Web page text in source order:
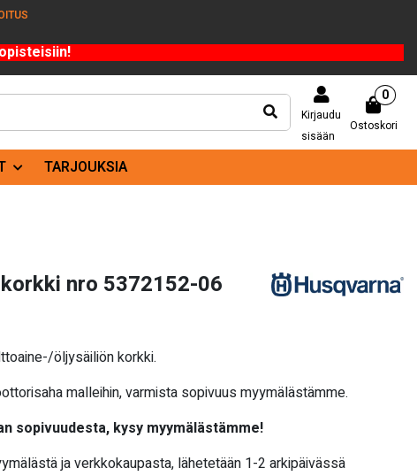
Kirjaudu
sisään
Ostoskori
0
TARJOUKSIA
nro 5372152-06
öljysäiliön korkki.
malleihin, varmista sopivuus myymälästämme.
sopivuudesta, kysy myymälästämme!
ja verkkokaupasta, lähetetään 1-2 arkipäivässä